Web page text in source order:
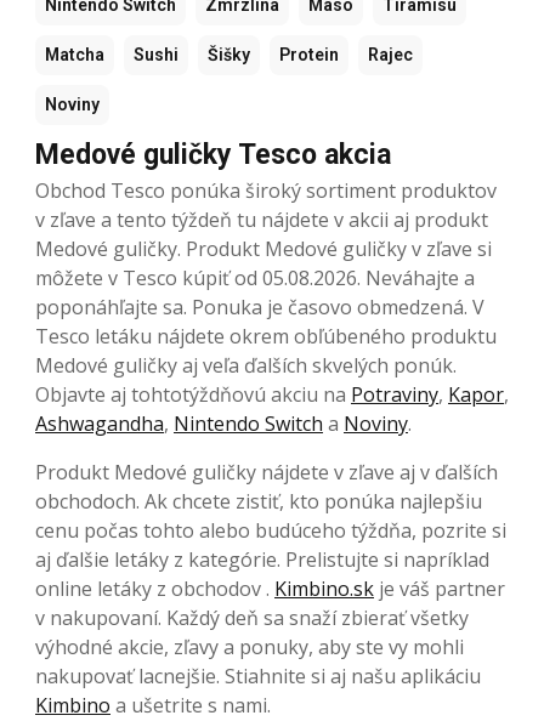
Nintendo Switch Zmrzlina Mäso Tiramisu
Matcha Sushi Šišky Protein Rajec
Noviny
Medové guličky Tesco akcia
Obchod Tesco ponúka široký sortiment produktov
v zľave a tento týždeň tu nájdete v akcii aj produkt
Medové guličky. Produkt Medové guličky v zľave si
môžete v Tesco kúpiť od 05.08.2026. Neváhajte a
poponáhľajte sa. Ponuka je časovo obmedzená. V
Tesco letáku nájdete okrem obľúbeného produktu
Medové guličky aj veľa ďalších skvelých ponúk.
Objavte aj tohtotýždňovú akciu na Potraviny, Kapor,
Ashwagandha, Nintendo Switch a Noviny.
Produkt Medové guličky nájdete v zľave aj v ďalších
obchodoch. Ak chcete zistiť, kto ponúka najlepšiu
cenu počas tohto alebo budúceho týždňa, pozrite si
aj ďalšie letáky z kategórie. Prelistujte si napríklad
online letáky z obchodov . Kimbino.sk je váš partner
v nakupovaní. Každý deň sa snaží zbierať všetky
výhodné akcie, zľavy a ponuky, aby ste vy mohli
nakupovať lacnejšie. Stiahnite si aj našu aplikáciu
Kimbino a ušetrite s nami.